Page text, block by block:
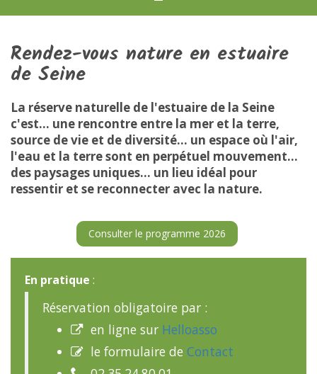
Rendez-vous nature en estuaire
de Seine
La réserve naturelle de l'estuaire de la Seine
c'est... une rencontre entre la mer et la terre,
source de vie et de diversité... un espace où l'air,
l'eau et la terre sont en perpétuel mouvement...
des paysages uniques... un lieu idéal pour
ressentir et se reconnecter avec la nature.
Consulter le programme 2026
En pratique :
Réservation obligatoire par :
 en ligne sur Helloasso
 le formulaire de Contact